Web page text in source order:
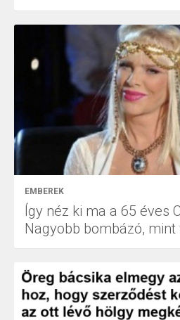
EMBEREK
Így néz ki ma a 65 éves
Nagyobb bombázó, mint